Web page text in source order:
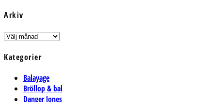
Arkiv
Arkiv
Kategorier
Balayage
Bröllop & bal
Danger Jones